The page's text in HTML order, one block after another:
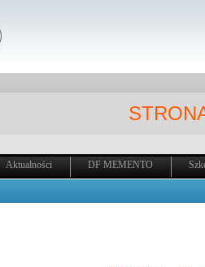
Aktualności DF MEMENTO